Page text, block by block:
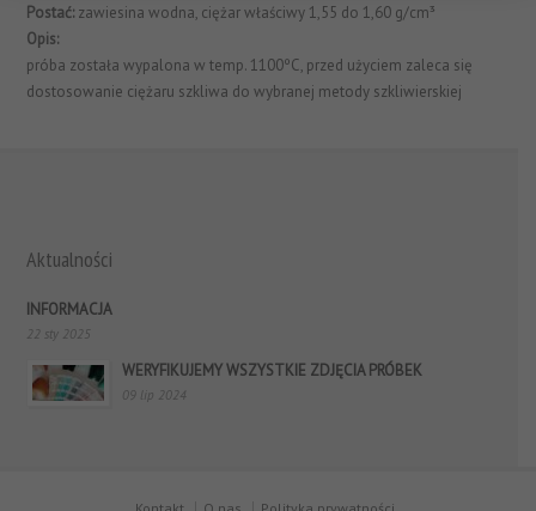
Postać:zawiesina wodna, ciężar właściwy 1,55 do 1,60 g/cm³
Opis:
próba została wypalona w temp. 1100ºC, przed użyciem zaleca się
dostosowanie ciężaru szkliwa do wybranej metody szkliwierskiej
Aktualności
INFORMACJA
22 sty 2025
WERYFIKUJEMY WSZYSTKIE ZDJĘCIA PRÓBEK
09 lip 2024